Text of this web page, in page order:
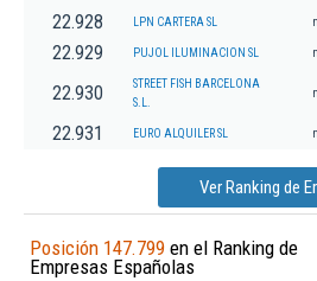
22.928 LPN CARTERA SL
22.929 PUJOL ILUMINACION SL
22.930
STREET FISH BARCELONA
S.L.
22.931 EURO ALQUILER SL
Ver Ranking de
Posición 147.799 en el Ranking de
Empresas Españolas